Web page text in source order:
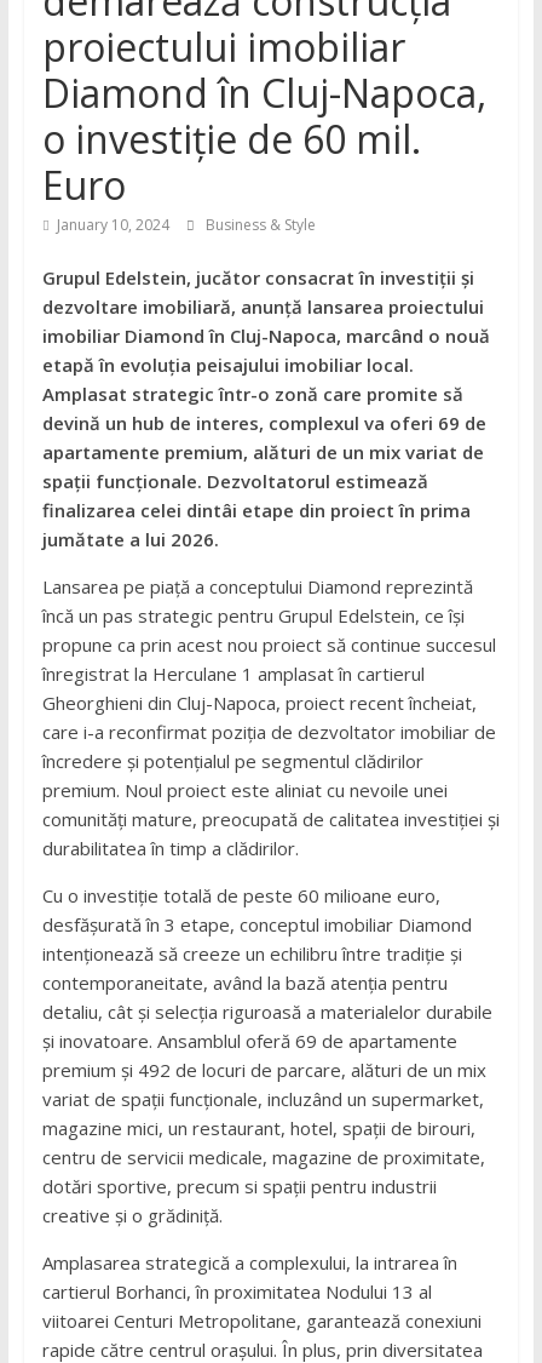
proiectului imobiliar
Diamond în Cluj-Napoca,
o investiție de 60 mil.
Euro
January 10, 2024 Business & Style
Grupul Edelstein, jucător consacrat în investiții și
dezvoltare imobiliară, anunță lansarea proiectului
imobiliar Diamond în Cluj-Napoca, marcând o nouă
etapă în evoluția peisajului imobiliar local.
Amplasat strategic într-o zonă care promite să
devină un hub de interes, complexul va oferi 69 de
apartamente premium, alături de un mix variat de
spații funcționale. Dezvoltatorul estimează
finalizarea celei dintâi etape din proiect în prima
jumătate a lui 2026.
Lansarea pe piață a conceptului Diamond reprezintă
încă un pas strategic pentru Grupul Edelstein, ce își
propune ca prin acest nou proiect să continue succesul
înregistrat la Herculane 1 amplasat în cartierul
Gheorghieni din Cluj-Napoca, proiect recent încheiat,
care i-a reconfirmat poziția de dezvoltator imobiliar de
încredere și potențialul pe segmentul clădirilor
premium. Noul proiect este aliniat cu nevoile unei
comunități mature, preocupată de calitatea investiției și
durabilitatea în timp a clădirilor.
Cu o investiție totală de peste 60 milioane euro,
desfășurată în 3 etape, conceptul imobiliar Diamond
intenționează să creeze un echilibru între tradiție și
contemporaneitate, având la bază atenția pentru
detaliu, cât și selecția riguroasă a materialelor durabile
și inovatoare. Ansamblul oferă 69 de apartamente
premium și 492 de locuri de parcare, alături de un mix
variat de spații funcționale, incluzând un supermarket,
magazine mici, un restaurant, hotel, spații de birouri,
centru de servicii medicale, magazine de proximitate,
dotări sportive, precum si spații pentru industrii
creative și o grădiniță.
Amplasarea strategică a complexului, la intrarea în
cartierul Borhanci, în proximitatea Nodului 13 al
viitoarei Centuri Metropolitane, garantează conexiuni
rapide către centrul orașului. În plus, prin diversitatea